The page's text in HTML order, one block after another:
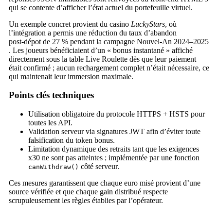
qui se contente d’afficher l’état actuel du portefeuille virtuel.
Un exemple concret provient du casino LuckyStars, où
l’intégration a permis une réduction du taux d’abandon
post‑dépot de 27 % pendant la campagne Nouvel‑An 2024–2025
. Les joueurs bénéficiaient d’un « bonus instantané » affiché
directement sous la table Live Roulette dès que leur paiement
était confirmé ; aucun rechargement complet n’était nécessaire, ce
qui maintenait leur immersion maximale.
Points clés techniques
Utilisation obligatoire du protocole HTTPS + HSTS pour
toutes les API.
Validation serveur via signatures JWT afin d’éviter toute
falsification du token bonus.
Limitation dynamique des retraits tant que les exigences
x30 ne sont pas atteintes ; implémentée par une fonction
canWithdraw() côté serveur.
Ces mesures garantissent que chaque euro misé provient d’une
source vérifiée et que chaque gain distribué respecte
scrupuleusement les règles établies par l’opérateur.